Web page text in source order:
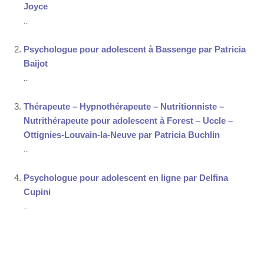
Joyce
Psychologue pour adolescent à Bassenge par Patricia
Baijot
Thérapeute – Hypnothérapeute – Nutritionniste –
Nutrithérapeute pour adolescent à Forest – Uccle –
Ottignies-Louvain-la-Neuve par Patricia Buchlin
Psychologue pour adolescent en ligne par Delfina
Cupini